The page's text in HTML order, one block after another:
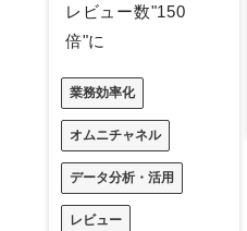
レビュー数"150
倍"に
業務効率化
オムニチャネル
データ分析・活用
レビュー